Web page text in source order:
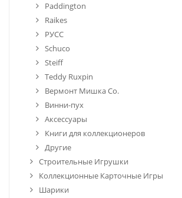
Paddington
Raikes
РУСС
Schuco
Steiff
Teddy Ruxpin
Вермонт Мишка Co.
Винни-пух
Аксессуары
Книги для коллекционеров
Другие
Строительные Игрушки
Коллекционные Карточные Игры
Шарики